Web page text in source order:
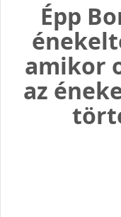
Épp
amikor
az